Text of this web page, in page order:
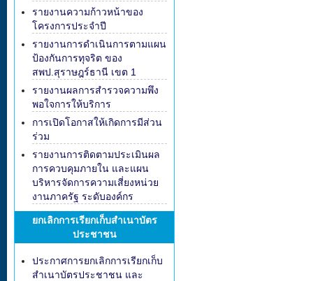
รายงานความก้าวหน้าของ
โครงการประจำปี
รายงานการดำเนินการตามแผน
ป้องกันการทุจริต ของ
สพป.สุราษฎร์ธานี เขต 1
รายงานผลการสำรวจความพึง
พอใจการให้บริการ
การเปิดโอกาสให้เกิดการมีส่วน
ร่วม
รายงานการติดตามประเมินผล
การควบคุมภายใน และแผน
บริหารจัดการความเสี่ยงหน่วย
งานภาครัฐ ระดับองค์กร
ยกเลิกการเรียกเก็บสำเนาบัตร
ประชาชน
ประกาศการยกเลิกการเรียกเก็บ
สำเนาบัตรประชาชน และ